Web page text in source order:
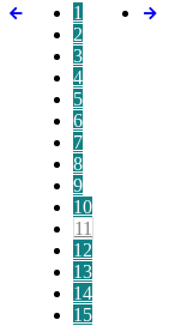
1
2
3
4
5
6
7
8
9
10
11
12
13
14
15